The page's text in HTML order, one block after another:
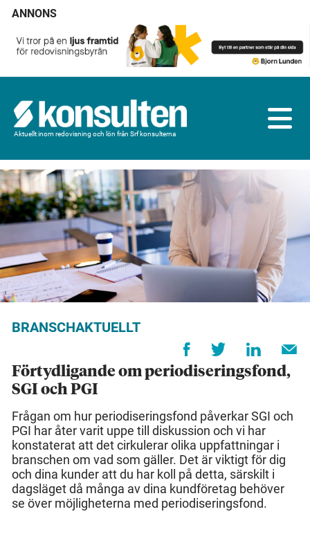
ANNONS
Aktuellt inom redovisning och lön från Srf konsulterna
BRANSCHAKTUELLT
Förtydligande om periodiseringsfond,
SGI och PGI
Frågan om hur periodiseringsfond påverkar SGI och
PGI har åter varit uppe till diskussion och vi har
konstaterat att det cirkulerar olika uppfattningar i
branschen om vad som gäller. Det är viktigt för dig
och dina kunder att du har koll på detta, särskilt i
dagsläget då många av dina kundföretag behöver
se över möjligheterna med periodiseringsfond.